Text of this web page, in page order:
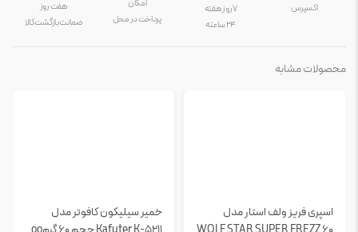
اکسپرس
۷ روز هفته
۲۴ ساعته
امکان
پرداخت در محل
هفت روز
ضمانت بازگشت کالا
محصولات مشابه
اسپری فریز ولف استار مدل
خمیر سیلیکون کافوتر مدل